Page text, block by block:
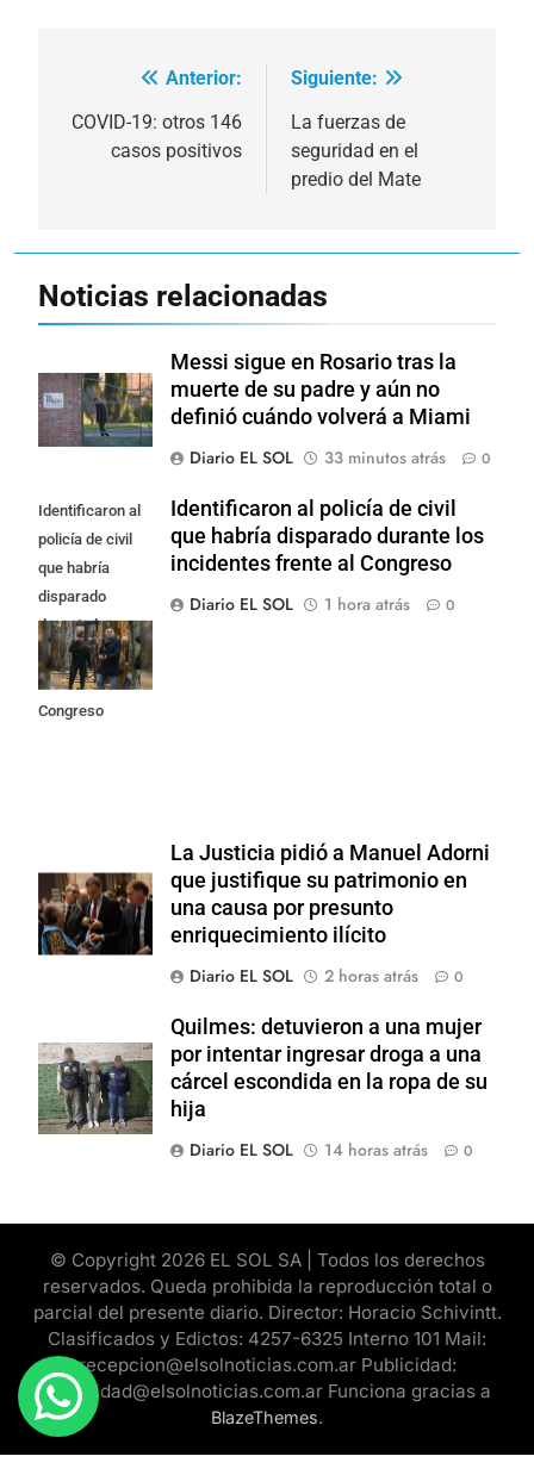
Navegación
de
entradas
Anterior:
COVID-19: otros 146
casos positivos
Siguiente:
La fuerzas de
seguridad en el
predio del Mate
Noticias relacionadas
Messi sigue en Rosario tras la
muerte de su padre y aún no
definió cuándo volverá a Miami
Diario EL SOL
33 minutos atrás 0
Identificaron al
policía de civil
que habría
disparado
durante los
incidentes
frente al
Congreso
Identificaron al policía de civil
que habría disparado durante los
incidentes frente al Congreso
Diario EL SOL
1 hora atrás 0
La Justicia pidió a Manuel Adorni
que justifique su patrimonio en
una causa por presunto
enriquecimiento ilícito
Diario EL SOL
2 horas atrás 0
Quilmes: detuvieron a una mujer
por intentar ingresar droga a una
cárcel escondida en la ropa de su
hija
Diario EL SOL
14 horas atrás 0
© Copyright 2026 EL SOL SA | Todos los derechos
reservados. Queda prohibida la reproducción total o
parcial del presente diario. Director: Horacio Schivintt.
Clasificados y Edictos: 4257-6325 Interno 101 Mail:
recepcion@elsolnoticias.com.ar Publicidad:
publicidad@elsolnoticias.com.ar Funciona gracias a
BlazeThemes.